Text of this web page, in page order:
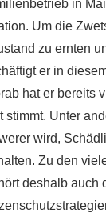
in
Um die
zu ernten
er in
hat er bereits
stimmt. Unter
wird,
Zu den
deshalb auch